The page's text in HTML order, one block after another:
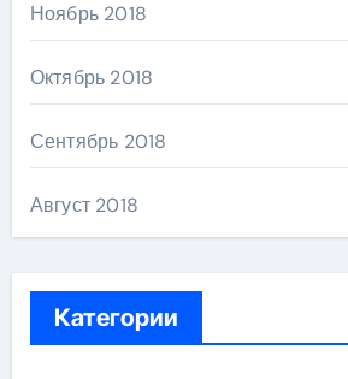
Ноябрь 2018
Октябрь 2018
Сентябрь 2018
Август 2018
Категории